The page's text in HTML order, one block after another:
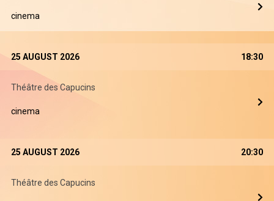
cinema
25 AUGUST 2026 18:30
Théâtre des Capucins
cinema
25 AUGUST 2026 20:30
Théâtre des Capucins